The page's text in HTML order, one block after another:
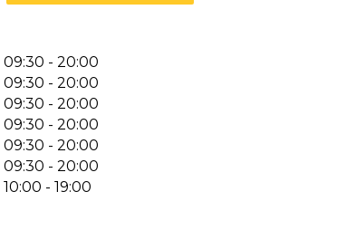
09:30 - 20:00
09:30 - 20:00
09:30 - 20:00
09:30 - 20:00
09:30 - 20:00
09:30 - 20:00
10:00 - 19:00